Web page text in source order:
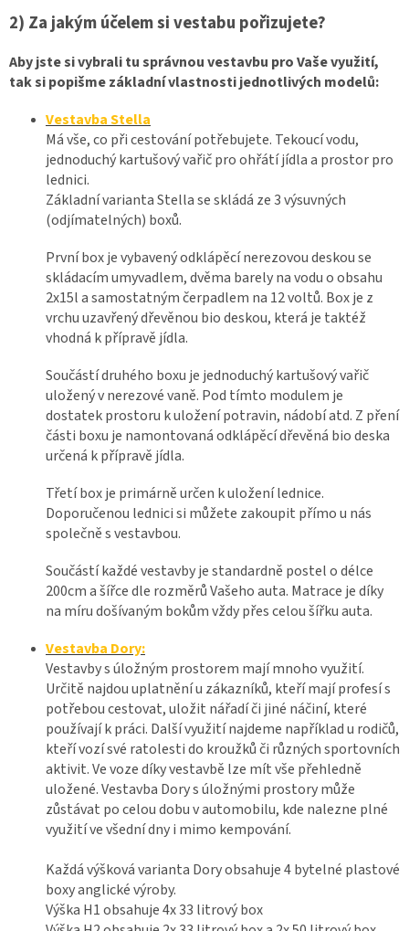
2) Za jakým účelem si vestabu pořizujete?
Aby jste si vybrali tu správnou vestavbu pro Vaše využití,
tak si popišme základní vlastnosti jednotlivých modelů:
Vestavba Stella
Má vše, co při cestování potřebujete. Tekoucí vodu,
jednoduchý kartušový vařič pro ohřátí jídla a prostor pro
lednici.
Základní varianta Stella se skládá ze 3 výsuvných
(odjímatelných) boxů.
První box je vybavený odklápěcí nerezovou deskou se
skládacím umyvadlem, dvěma barely na vodu o obsahu
2x15l a samostatným čerpadlem na 12 voltů. Box je z
vrchu uzavřený dřevěnou bio deskou, která je taktéž
vhodná k přípravě jídla.
Součástí druhého boxu je jednoduchý kartušový vařič
uložený v nerezové vaně. Pod tímto modulem je
dostatek prostoru k uložení potravin, nádobí atd. Z pření
části boxu je namontovaná odklápěcí dřevěná bio deska
určená k přípravě jídla.
Třetí box je primárně určen k uložení lednice.
Doporučenou lednici si můžete zakoupit přímo u nás
společně s vestavbou.
Součástí každé vestavby je standardně postel o délce
200cm a šířce dle rozměrů Vašeho auta. Matrace je díky
na míru došívaným bokům vždy přes celou šířku auta.
Vestavba Dory:
Vestavby s úložným prostorem mají mnoho využití.
Určitě najdou uplatnění u zákazníků, kteří mají profesí s
potřebou cestovat, uložit nářadí či jiné náčiní, které
používají k práci. Další využití najdeme například u rodičů,
kteří vozí své ratolesti do kroužků či různých sportovních
aktivit. Ve voze díky vestavbě lze mít vše přehledně
uložené. Vestavba Dory s úložnými prostory může
zůstávat po celou dobu v automobilu, kde nalezne plné
využití ve všední dny i mimo kempování.
Každá výšková varianta Dory obsahuje 4 bytelné plastové
boxy anglické výroby.
Výška H1 obsahuje 4x 33 litrový box